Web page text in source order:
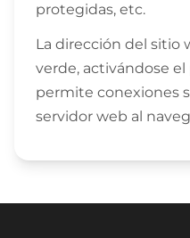
protegidas, etc.
La dirección del sitio
verde, activándose
permite conexiones
servidor web al